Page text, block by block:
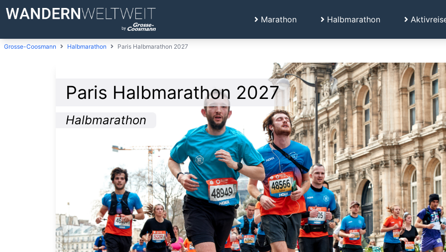
Marathon Halbmarathon
Grosse-Coosmann Halbmarathon Paris Halbmarathon 2027
Paris Halbmarathon 2027
Halbmarathon